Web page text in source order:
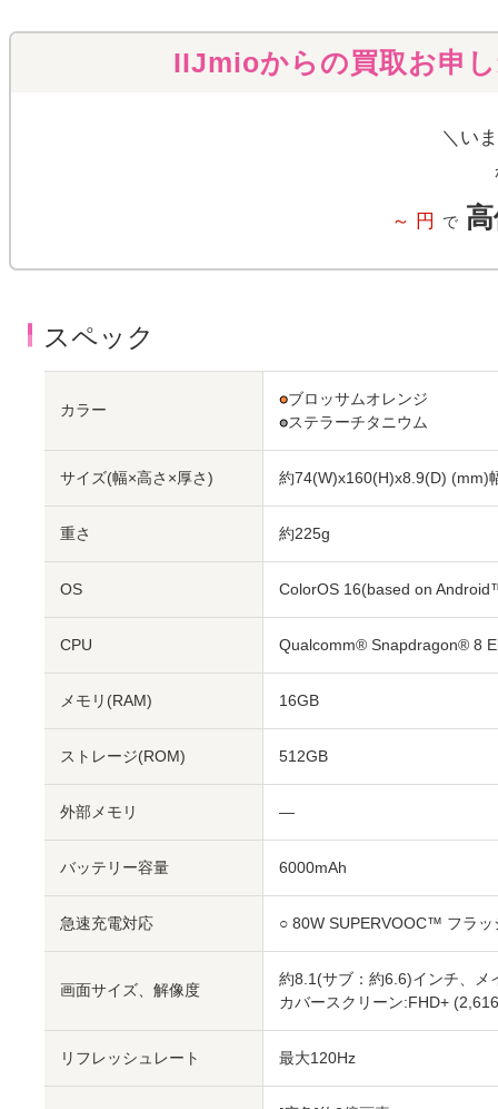
IIJmioからの買取お申
＼い
～ 円 で
スペック
カラー
●ブロッサムオレンジ
●ステラーチタニウム
サイズ(幅×高さ×厚さ) 約74(W)x160(H)x8.9(D) (mm)
重さ 約225g
OS ColorOS 16(based on
CPU Qualcomm® Snapdragon® 8
メモリ(RAM) 16GB
ストレージ(ROM) 512GB
外部メモリ ―
バッテリー容量 6000mAh
急速充電対応 ○ 80W SUPERVOOC™ フラ
画面サイズ、解像度
約8.1(サブ：約6.6)インチ、
カバースクリーン:FHD+
リフレッシュレート 最大120Hz